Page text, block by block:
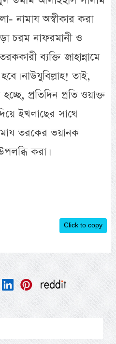
নামায অস্বীকার করা
চরম নাফরমানী ও
ব্যক্তি জাহান্নামে
নাউযুবিল্লাহ! তাই,
প্রতিদিন প্রতি ওয়াক্ত
ইখলাছের সাথে
তরকের ভয়ানক
করা।
Click to copy